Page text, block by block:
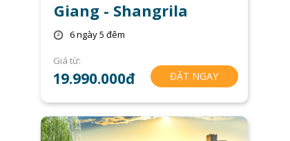
Giang - Shangrila
Giá từ:
19.990.000đ ĐẶT NGAY
6 ngày 5 đêm